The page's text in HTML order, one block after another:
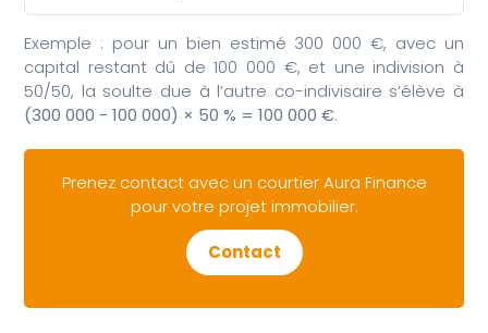
Exemple : pour un bien estimé 300 000 €, avec un
capital restant dû de 100 000 €, et une indivision à
50/50, la soulte due à l’autre co-indivisaire s’élève à
(300 000 − 100 000) × 50 % = 100 000 €.
Prenez contact avec un courtier Aura Finance
pour votre projet immobilier.
Contact